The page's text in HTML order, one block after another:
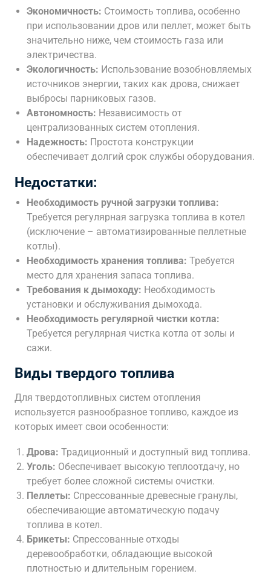
Экономичность: Стоимость топлива, особенно
при использовании дров или пеллет, может быть
значительно ниже, чем стоимость газа или
электричества.
Экологичность: Использование возобновляемых
источников энергии, таких как дрова, снижает
выбросы парниковых газов.
Автономность: Независимость от
централизованных систем отопления.
Надежность: Простота конструкции
обеспечивает долгий срок службы оборудования.
Недостатки:
Необходимость ручной загрузки топлива:
Требуется регулярная загрузка топлива в котел
(исключение – автоматизированные пеллетные
котлы).
Необходимость хранения топлива: Требуется
место для хранения запаса топлива.
Требования к дымоходу: Необходимость
установки и обслуживания дымохода.
Необходимость регулярной чистки котла:
Требуется регулярная чистка котла от золы и
сажи.
Виды твердого топлива
Для твердотопливных систем отопления
используется разнообразное топливо, каждое из
которых имеет свои особенности:
Дрова: Традиционный и доступный вид топлива.
Уголь: Обеспечивает высокую теплоотдачу, но
требует более сложной системы очистки.
Пеллеты: Спрессованные древесные гранулы,
обеспечивающие автоматическую подачу
топлива в котел.
Брикеты: Спрессованные отходы
деревообработки, обладающие высокой
плотностью и длительным горением.